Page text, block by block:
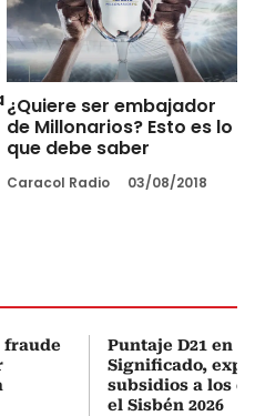
¿Quiere ser embajador
de Millonarios? Esto es lo
que debe saber
Caracol Radio 03/08/2018
fraude
Puntaje D21 en
Significado,
subsidios a los
el Sisbén 2026